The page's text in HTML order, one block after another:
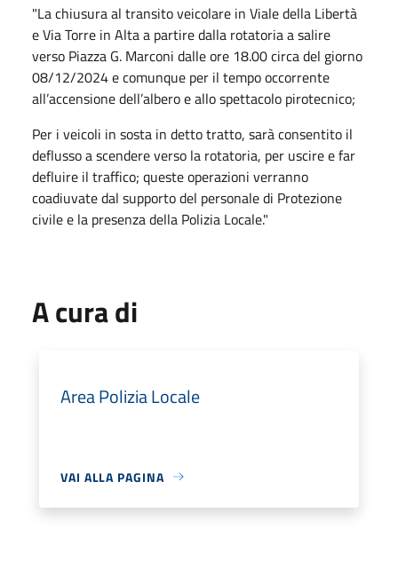
"La chiusura al transito veicolare in Viale della Libertà
e Via Torre in Alta a partire dalla rotatoria a salire
verso Piazza G. Marconi dalle ore 18.00 circa del giorno
08/12/2024 e comunque per il tempo occorrente
all’accensione dell’albero e allo spettacolo pirotecnico;
Per i veicoli in sosta in detto tratto, sarà consentito il
deflusso a scendere verso la rotatoria, per uscire e far
defluire il traffico; queste operazioni verranno
coadiuvate dal supporto del personale di Protezione
civile e la presenza della Polizia Locale."
A cura di
Area Polizia Locale
VAI ALLA PAGINA